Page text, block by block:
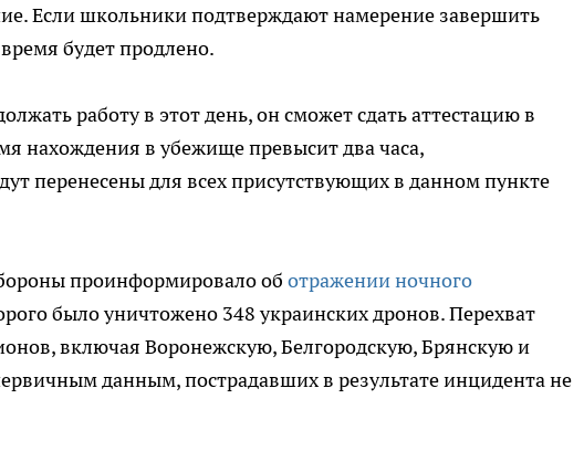
Если школьники подтверждают намерение завершить
будет продлено.
работу в этот день, он сможет сдать аттестацию в
нахождения в убежище превысит два часа,
перенесены для всех присутствующих в данном пункте
проинформировало об отражении ночного
было уничтожено 348 украинских дронов. Перехват
включая Воронежскую, Белгородскую, Брянскую и
данным, пострадавших в результате инцидента не